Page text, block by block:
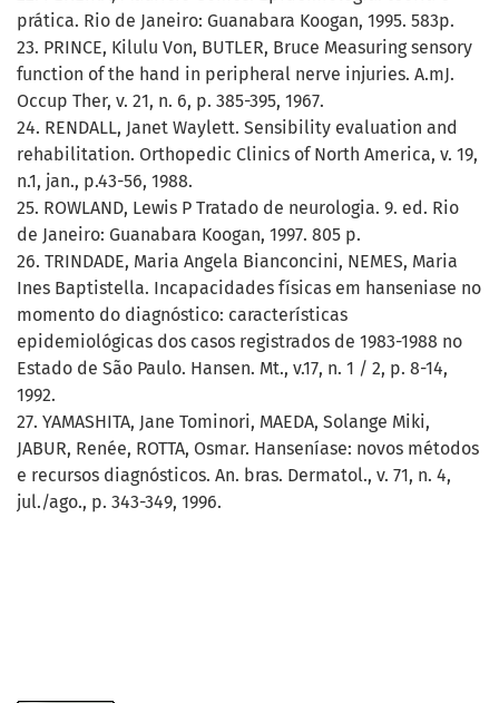
prática. Rio de Janeiro: Guanabara Koogan, 1995. 583p.
23. PRINCE, Kilulu Von, BUTLER, Bruce Measuring sensory
function of the hand in peripheral nerve injuries. A.mJ.
Occup Ther, v. 21, n. 6, p. 385-395, 1967.
24. RENDALL, Janet Waylett. Sensibility evaluation and
rehabilitation. Orthopedic Clinics of North America, v. 19,
n.1, jan., p.43-56, 1988.
25. ROWLAND, Lewis P Tratado de neurologia. 9. ed. Rio
de Janeiro: Guanabara Koogan, 1997. 805 p.
26. TRINDADE, Maria Angela Bianconcini, NEMES, Maria
Ines Baptistella. Incapacidades físicas em hanseniase no
momento do diagnóstico: características
epidemiológicas dos casos registrados de 1983-1988 no
Estado de São Paulo. Hansen. Mt., v.17, n. 1 / 2, p. 8-14,
1992.
27. YAMASHITA, Jane Tominori, MAEDA, Solange Miki,
JABUR, Renée, ROTTA, Osmar. Hanseníase: novos métodos
e recursos diagnósticos. An. bras. Dermatol., v. 71, n. 4,
jul./ago., p. 343-349, 1996.